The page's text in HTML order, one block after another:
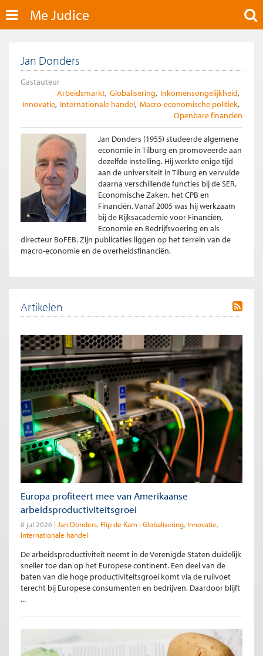
Me Judice
Jan Donders
Gastauteur
Arbeidsmarkt Globalisering Inkomensongelijkheid
Innovatie Internationale handel Macro-economische politiek
Openbare financiën
Jan Donders (1955) studeerde algemene
economie in Tilburg en promoveerde aan
dezelfde instelling. Hij werkte enige tijd
aan de universiteit in Tilburg en vervulde
daarna verschillende functies bij de SER,
Economische Zaken, het CPB en
Financiën. Vanaf 2005 was hij werkzaam
bij de Rijksacademie voor Financiën,
Economie en Bedrijfsvoering en als
directeur BoFEB. Zijn publicaties liggen op het terrein van de
macro-economie en de overheidsfinanciën.
Artikelen
Europa profiteert mee van Amerikaanse
arbeidsproductiviteitsgroei
6 jul 2026 Jan Donders Flip de Kam Globalisering Innovatie
Internationale handel
De arbeidsproductiviteit neemt in de Verenigde Staten duidelijk
sneller toe dan op het Europese continent. Een deel van de
baten van die hoge productiviteitsgroei komt via de ruilvoet
terecht bij Europese consumenten en bedrijven. Daardoor blijft
...